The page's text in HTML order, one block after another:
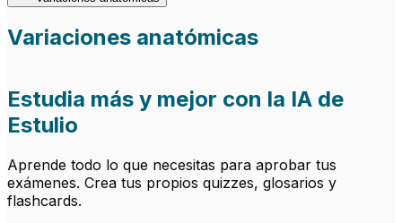
Variaciones anatómicas
Estudia más y mejor con la IA de
Estulio
Aprende todo lo que necesitas para aprobar tus
exámenes. Crea tus propios quizzes, glosarios y
flashcards.